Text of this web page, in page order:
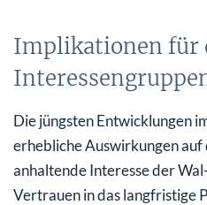
Implikationen für
Die jüngsten Entwicklungen
erhebliche Auswirkungen auf
anhaltende Interesse der
Vertrauen in das langfristige